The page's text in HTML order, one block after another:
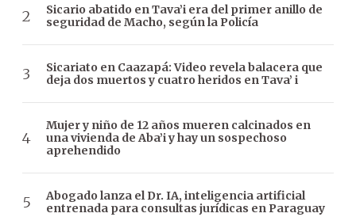
Sicario abatido en Tava’i era del primer anillo de
seguridad de Macho, según la Policía
Sicariato en Caazapá: Video revela balacera que
deja dos muertos y cuatro heridos en Tava’ i
Mujer y niño de 12 años mueren calcinados en
una vivienda de Aba’i y hay un sospechoso
aprehendido
Abogado lanza el Dr. IA, inteligencia artificial
entrenada para consultas jurídicas en Paraguay